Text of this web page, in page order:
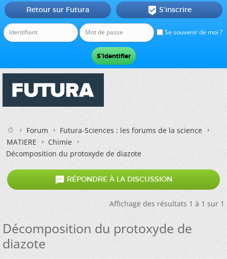
Se souvenir de moi ?
Retour sur Futura  S'inscrire
Forum
Futura-Sciences : les forums de la science
MATIERE
Chimie
Décomposition du protoxyde de diazote
 RÉPONDRE À LA DISCUSSION
Affichage des résultats 1 à 1 sur 1
Décomposition du protoxyde de
diazote